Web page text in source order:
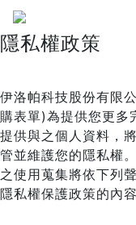
隱私權政策
伊洛帕科技股份有限
購表單)為提供您更多
提供與之個人資料，
管並維護您的隱私權
之使用蒐集將依下列
隱私權保護政策的內容